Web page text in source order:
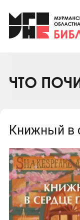
Клуб
Клуб
ЧТО
Книжный в